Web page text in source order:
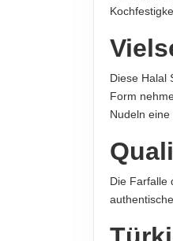
HINWEIS
500g
HERSTELLER
Ankara
ABC Import
Diese Halal
Form
Nudeln eine
Die Farfalle